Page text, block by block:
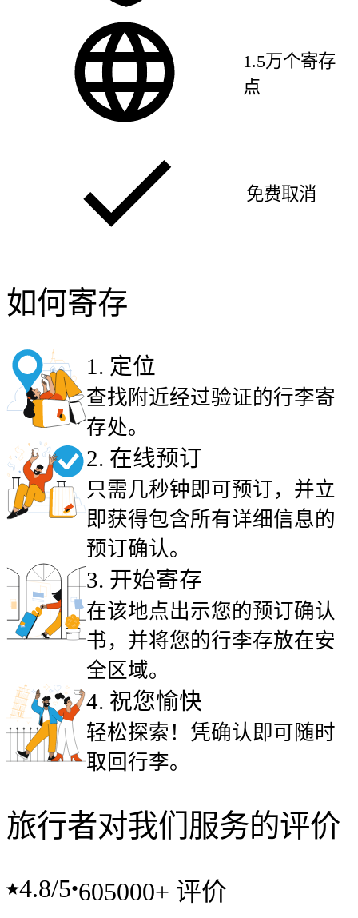
1.5万个寄存
点
免费取消
如何寄存
1 . 定位
查找附近经过验证的行李寄
存处。
2. 在线预订
只需几秒钟即可预订，并立
即获得包含所有详细信息的
预订确认。
3. 开始寄存
在该地点出示您的预订确认
书，并将您的行李存放在安
全区域。
4. 祝您愉快
轻松探索！凭确认即可随时
取回行李。
旅行者对我们服务的评价
4.8/5•605000+ 评价